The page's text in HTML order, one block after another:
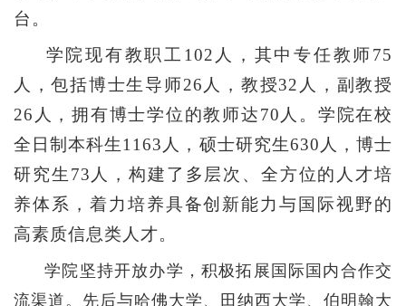
台。
学院现有教职工 102人，其中专任教师75
人，包括博士生导师26人，教授32人，副教授
26人，拥有博士学位的教师达70人。学院在校
全日制本科生1163人，硕士研究生630人，博士
研究生73人，构建了多层次、全方位的人才培
养体系，着力培养具备创新能力与国际视野的
高素质信息类人才。
学院坚持开放办学，积极拓展国际国内合作交
流渠道。先后与哈佛大学、田纳西大学、伯明翰大